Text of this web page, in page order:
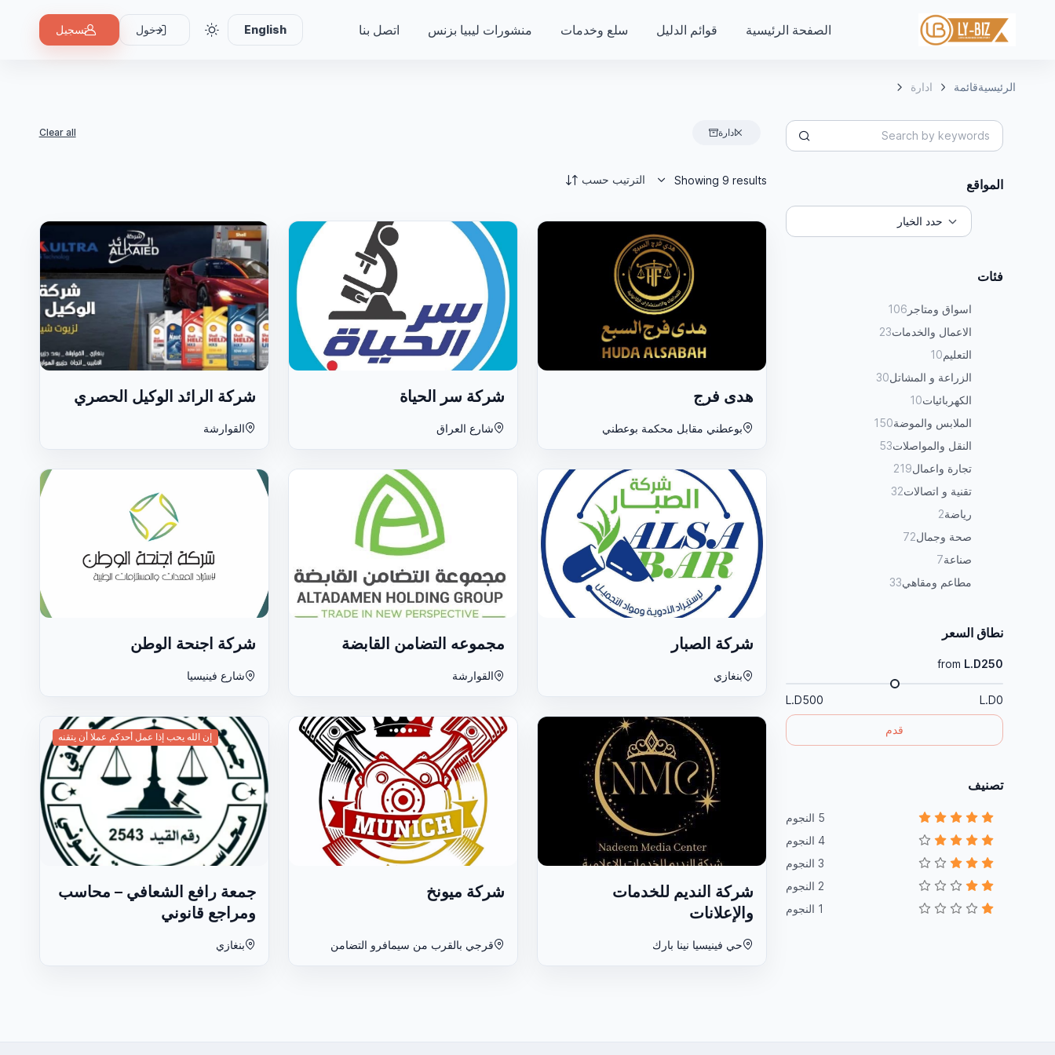
الصفحة الرئيسية قوائم الدليل سلع وخدمات منشورات ليبيا بزنس اتصل بنا English دخول تسجيل
الرئيسيةقائمة ادارة
المواقع
فئات
اسواق ومتاجر 106
الاعمال والخدمات23
التعليم10
الزراعة و المشاتل30
الكهربائيات10
الملابس والموضة150
النقل والمواصلات53
تجارة واعمال219
تقنية و اتصالات32
رياضة2
صحة وجمال72
صناعة7
مطاعم ومقاهي33
نطاق السعر
from L.D250
L.D0
L.D500
قدم
تصنيف
5 النجوم
4 النجوم
3 النجوم
2 النجوم
1 النجوم
ادارة Clear all
Showing 9 results الترتيب حسب
هدى فرج
بوعطني مقابل محكمة بوعطني
شركة سر الحياة
شارع العراق
شركة الرائد الوكيل الحصري
القوارشة
شركة الصبار
بنغازي
مجموعه التضامن القابضة
القوارشة
شركة اجنحة الوطن
شارع فينيسيا
شركة النديم للخدمات
والإعلانات
حي فينيسيا نينا بارك
شركة ميونخ
قرجي بالقرب من سيمافرو التضامن
إن الله يحب إذا عمل أحدكم عملا أن يتقنه
جمعة رافع الشعافي – محاسب
ومراجع قانوني
بنغازي